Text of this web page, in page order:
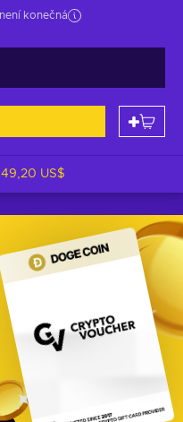
konečná
US$